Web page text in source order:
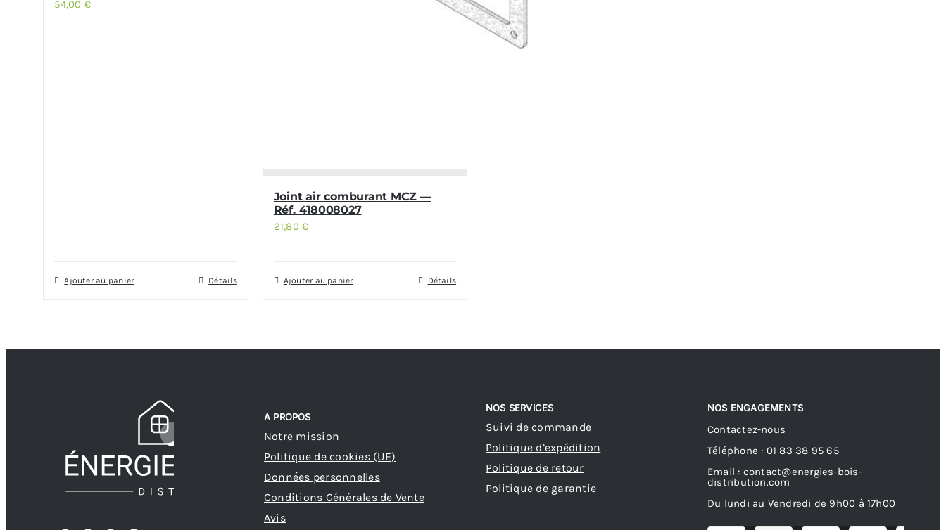
54,00 €
Ajouter au panier Détails
Joint air comburant MCZ —
Réf. 418008027
21,80€
Ajouter au panier Détails
A PROPOS
Notre mission
Politique de cookies (UE)
Données personnelles
Conditions Générales de Vente
Avis
NOS SERVICES
Suivi de commande
Politique d’expédition
Politique de retour
Politique de garantie
NOS ENGAGEMENTS
Contactez-nous
Téléphone : 01 83 38 95 65
Email : contact@energies-bois-
distribution.com
Du lundi au Vendredi de 9h00 à 17h00